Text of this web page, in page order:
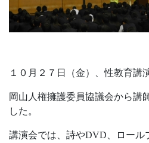
１０月２７日（金）、性教育講
岡山人権擁護委員協議会から講
した。
講演会では、詩やDVD、ロール